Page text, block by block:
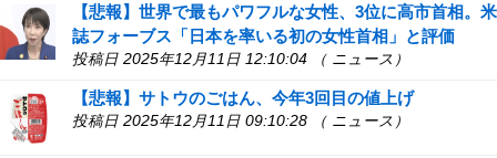
【悲報】世界で最もパワフルな女性、3位に高市首相。米
誌フォーブス「日本を率いる初の女性首相」と評価
投稿日 2025年12月11日 12:10:04 （ ニュース）
【悲報】サトウのごはん、今年3回目の値上げ
投稿日 2025年12月11日 09:10:28 （ ニュース）